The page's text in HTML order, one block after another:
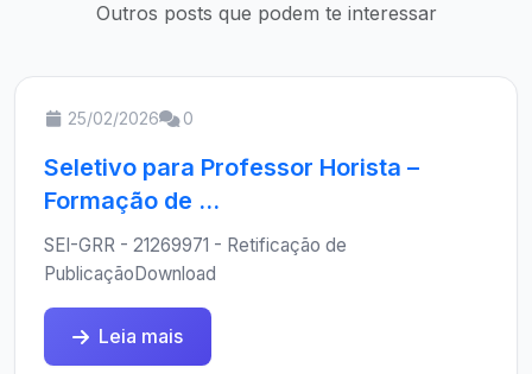
Outros posts que podem te interessar
25/02/2026 0
Seletivo para Professor Horista –
Formação de ...
SEI-GRR - 21269971 - Retificação de
PublicaçãoDownload
Leia mais